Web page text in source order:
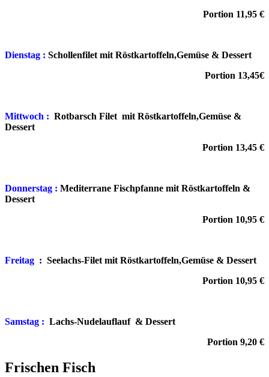
Portion 11,95 €
Dienstag : Schollenfilet mit Röstkartoffeln,Gemüse & Dessert
Portion 13,45€
Mittwoch : Rotbarsch Filet mit Röstkartoffeln,Gemüse &
Dessert
Portion 13,45 €
Donnerstag : Mediterrane Fischpfanne mit Röstkartoffeln &
Dessert
Portion 10,95 €
Freitag : Seelachs-Filet mit Röstkartoffeln,Gemüse & Dessert
Portion 10,95 €
Samstag : Lachs-Nudelauflauf & Dessert
Portion 9,20 €
Frischen Fisch